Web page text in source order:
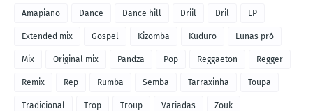
Amapiano Dance Dance hill Driil Dril EP
Extended mix Gospel Kizomba Kuduro Lunas pró
Mix Original mix Pandza Pop Reggaeton Regger
Remix Rep Rumba Semba Tarraxinha Toupa
Tradicional Trop Troup Variadas Zouk